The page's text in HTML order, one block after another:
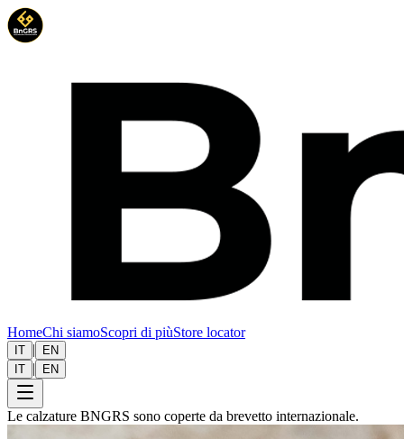
HomeChi siamoScopri di piùStore locator
IT |
EN
IT | EN
Le calzature BNGRS sono coperte da brevetto internazionale.